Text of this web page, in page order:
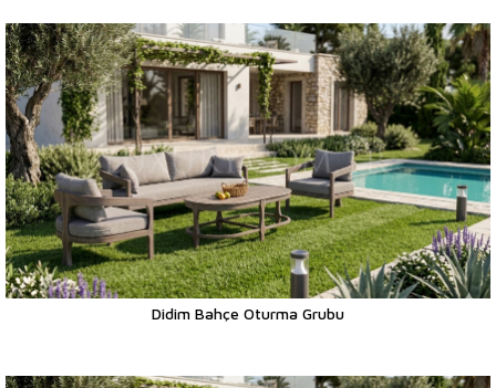
Didim Bahçe Oturma Grubu